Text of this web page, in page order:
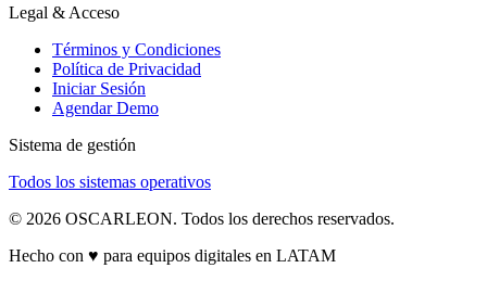
Legal & Acceso
Términos y Condiciones
Política de Privacidad
Iniciar Sesión
Agendar Demo
Sistema de gestión
Todos los sistemas operativos
© 2026 OSCARLEON. Todos los derechos reservados.
Hecho con ♥ para equipos digitales en LATAM